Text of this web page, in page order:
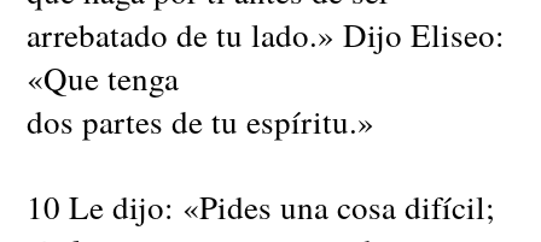
arrebatado de tu lado.» Dijo Eliseo:
«Que tenga
dos partes de tu espíritu.»
10 Le dijo: «Pides una cosa difícil;